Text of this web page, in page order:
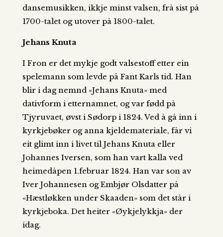
dansemusikken, ikkje minst valsen, frå sist på
1700-talet og utover på 1800-talet.
Jehans Knuta
I Fron er det mykje godt valsestoff etter ein
spelemann som levde på Fant Karls tid. Han
blir i dag nemnd «Jehans Knuta» med
dativform i etternamnet, og var fødd på
Tjyruvaet, øvst i Sødorp i 1824. Ved å gå inn i
kyrkjebøker og anna kjeldemateriale, får vi
eit glimt inn i livet til Jehans Knuta eller
Johannes Iversen, som han vart kalla ved
heimedåpen 1.februar 1824. Han var son av
Iver Johannesen og Embjør Olsdatter på
«Hæstløkken under Skaaden» som det står i
kyrkjeboka. Det heiter «Øykjelykkja» der
idag.